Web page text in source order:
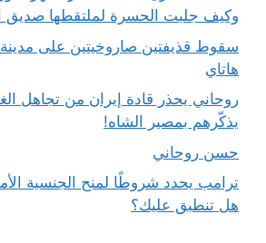
وكيف جلبت الحسرة لملتقطها صديق
سقوط قذيفتين صاروخيتين على مدينة
هاتاي
روحاني يحذر قادة إيران من تجاهل
يذكّرهم بمصير الشاه!
حسن روحاني
ترامب يحدد شروطًا لمنح الجنسية
هل تنطبق عليك؟